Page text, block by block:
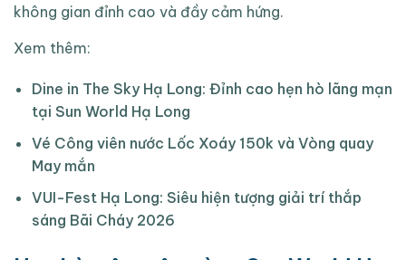
không gian đỉnh cao và đầy cảm hứng.
Xem thêm:
Dine in The Sky Hạ Long: Đỉnh cao hẹn hò lãng mạn
tại Sun World Hạ Long
Vé Công viên nước Lốc Xoáy 150k và Vòng quay
May mắn
VUI-Fest Hạ Long: Siêu hiện tượng giải trí thắp
sáng Bãi Cháy 2026